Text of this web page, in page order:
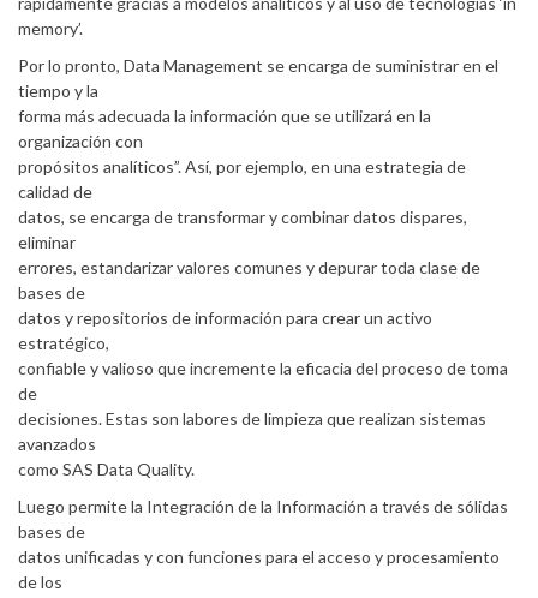
memory’.
Por lo pronto, Data Management se encarga de suministrar en el
tiempo y la
forma más adecuada la información que se utilizará en la
organización con
propósitos analíticos”. Así, por ejemplo, en una estrategia de
calidad de
datos, se encarga de transformar y combinar datos dispares,
eliminar
errores, estandarizar valores comunes y depurar toda clase de
bases de
datos y repositorios de información para crear un activo
estratégico,
confiable y valioso que incremente la eficacia del proceso de toma
de
decisiones. Estas son labores de limpieza que realizan sistemas
avanzados
como SAS Data Quality.
Luego permite la Integración de la Información a través de sólidas
bases de
datos unificadas y con funciones para el acceso y procesamiento
de los